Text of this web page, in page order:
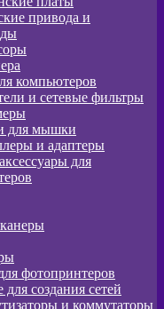
привода и
компьютеров
и сетевые фильтры
для мышки
и адаптеры
для
фотопринтеров
создания сетей
и коммутаторы